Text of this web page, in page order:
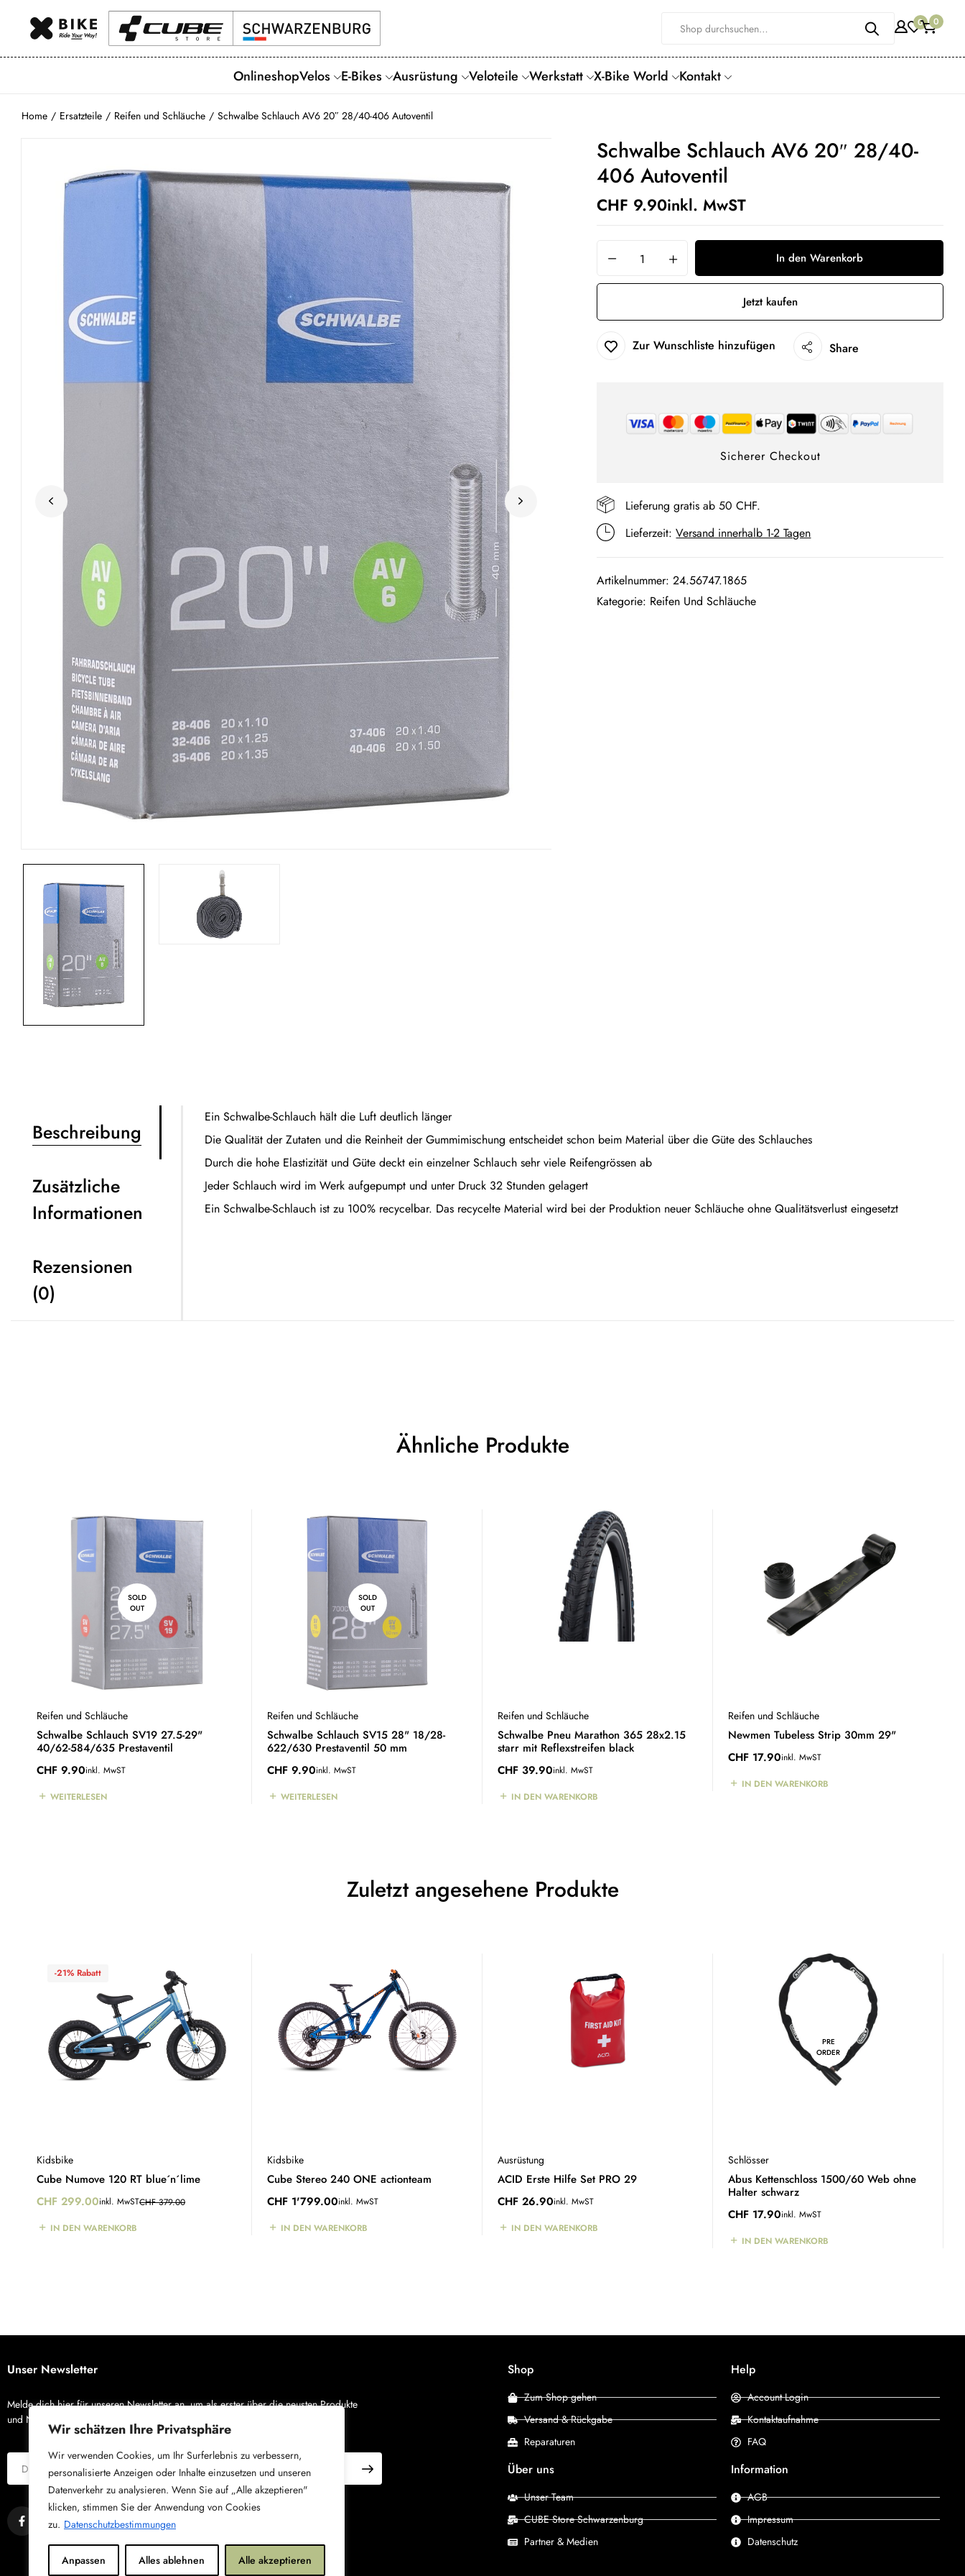
Wir schätzen Ihre Privatsphäre
Wir verwenden Cookies, um Ihr Surferlebnis zu verbessern,
personalisierte Anzeigen oder Inhalte einzusetzen und unseren
Datenverkehr zu analysieren. Wenn Sie auf „Alle akzeptieren"
klicken, stimmen Sie der Anwendung von Cookies
zu. Datenschutzbestimmungen
Anpassen Alles ablehnen Alle akzeptieren
0 0
OnlineshopVelos E-Bikes Ausrüstung Veloteile Werkstatt X-Bike World Kontakt
Home / Ersatzteile / Reifen und Schläuche / Schwalbe Schlauch AV6 20″ 28/40-406 Autoventil
Schwalbe Schlauch AV6 20″ 28/40-
406 Autoventil
CHF 9.90inkl. MwST
In den Warenkorb
Jetzt kaufen
Zur Wunschliste hinzufügen Share
Sicherer Checkout
Lieferung gratis ab 50 CHF.
Lieferzeit:Versand innerhalb 1-2 Tagen
Artikelnummer:24.56747.1865
Kategorie: Reifen Und Schläuche
Beschreibung
Zusätzliche
Informationen
Rezensionen
(0)
Ein Schwalbe-Schlauch hält die Luft deutlich länger
Die Qualität der Zutaten und die Reinheit der Gummimischung entscheidet schon beim Material über die Güte des Schlauches
Durch die hohe Elastizität und Güte deckt ein einzelner Schlauch sehr viele Reifengrössen ab
Jeder Schlauch wird im Werk aufgepumpt und unter Druck 32 Stunden gelagert
Ein Schwalbe-Schlauch ist zu 100% recycelbar. Das recycelte Material wird bei der Produktion neuer Schläuche ohne Qualitätsverlust eingesetzt
Ähnliche Produkte
SOLD
OUT
Reifen und Schläuche
Schwalbe Schlauch SV19 27.5-29"
40/62-584/635 Prestaventil
CHF 9.90inkl. MwST
WEITERLESEN
SOLD
OUT
Reifen und Schläuche
Schwalbe Schlauch SV15 28" 18/28-
622/630 Prestaventil 50 mm
CHF 9.90inkl. MwST
WEITERLESEN
Reifen und Schläuche
Schwalbe Pneu Marathon 365 28x2.15
starr mit Reflexstreifen black
CHF 39.90inkl. MwST
IN DEN WARENKORB
Reifen und Schläuche
Newmen Tubeless Strip 30mm 29"
CHF 17.90inkl. MwST
IN DEN WARENKORB
Zuletzt angesehene Produkte
-21% Rabatt
Kidsbike
Cube Numove 120 RT blue´n´lime
CHF379.00
CHF 299.00inkl. MwST
IN DEN WARENKORB
Kidsbike
Cube Stereo 240 ONE actionteam
CHF 1'799.00inkl. MwST
IN DEN WARENKORB
Ausrüstung
ACID Erste Hilfe Set PRO 29
CHF 26.90inkl. MwST
IN DEN WARENKORB
PRE
ORDER
Schlösser
Abus Kettenschloss 1500/60 Web ohne
Halter schwarz
CHF 17.90inkl. MwST
IN DEN WARENKORB
Unser Newsletter
Melde dich hier für unseren Newsletter an, um als erster über die neusten Produkte
und Neuigkeiten von X-Bike zu erfahren.
Shop
Zum Shop gehen
Versand & Rückgabe
Reparaturen
Help
Account Login
Kontaktaufnahme
FAQ
Über uns
Unser Team
CUBE Store Schwarzenburg
Partner & Medien
Information
AGB
Impressum
Datenschutz